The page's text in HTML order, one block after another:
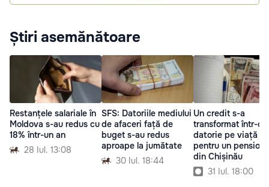
Știri asemănătoare
Restanțele salariale în
Moldova s-au redus cu
18% într-un an
28 Iul. 13:08
SFS: Datoriile mediului
de afaceri față de
buget s-au redus
aproape la jumătate
30 Iul. 18:44
Un credit s-a
transformat într-o
datorie pe viață
pentru un
din Chișinău
31 Iul. 18:00